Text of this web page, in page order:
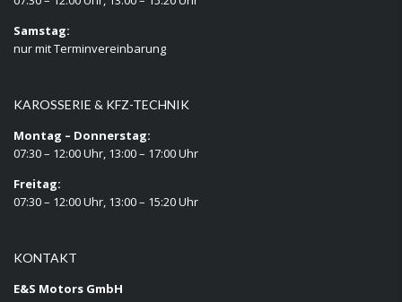
Samstag:
nur mit Terminvereinbarung
KAROSSERIE & KFZ-TECHNIK
Montag – Donnerstag:
07:30 – 12:00 Uhr, 13:00 – 17:00 Uhr
Freitag:
07:30 – 12:00 Uhr, 13:00 – 15:20 Uhr
KONTAKT
E&S Motors GmbH